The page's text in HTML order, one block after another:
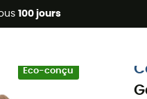
100 jours
2 produits* code Summer5
Eco-conçu